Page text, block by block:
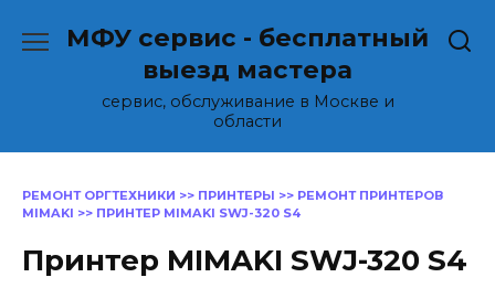
МФУ сервис - бесплатный
выезд мастера
сервис, обслуживание в Москве и
области
РЕМОНТ ОРГТЕХНИКИ >> ПРИНТЕРЫ >> РЕМОНТ ПРИНТЕРОВ
MIMAKI >> ПРИНТЕР MIMAKI SWJ-320 S4
Принтер MIMAKI SWJ-320 S4